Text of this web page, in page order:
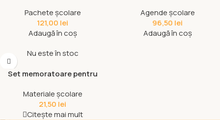
Pachete școlare
121,00 lei
Adaugă în coș
Agende școlare
96,50 lei
Adaugă în coș
Nu este în stoc
Set memoratoare pentru
Materiale școlare
21,50 lei
Citește mai mult